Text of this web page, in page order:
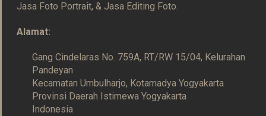
Jasa Foto Portrait, & Jasa Editing Foto.
Alamat:
Gang Cindelaras No. 759A, RT/RW 15/04, Kelurahan
Pandeyan
Kecamatan Umbulharjo, Kotamadya Yogyakarta
Provinsi Daerah Istimewa Yogyakarta
Indonesia